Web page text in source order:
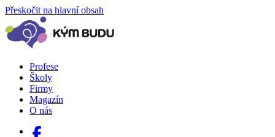
Přeskočit na hlavní obsah
Profese
Školy
Firmy
Magazín
O nás